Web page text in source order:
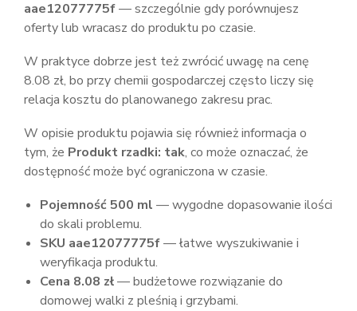
aae12077775f— szczególnie gdy porównujesz
oferty lub wracasz do produktu po czasie.
W praktyce dobrze jest też zwrócić uwagę na cenę
8.08 zł, bo przy chemii gospodarczej często liczy się
relacja kosztu do planowanego zakresu prac.
W opisie produktu pojawia się również informacja o
tym, że Produkt rzadki: tak, co może oznaczać, że
dostępność może być ograniczona w czasie.
Pojemność 500 ml — wygodne dopasowanie ilości
do skali problemu.
SKU aae12077775f— łatwe wyszukiwanie i
weryfikacja produktu.
Cena 8.08 zł— budżetowe rozwiązanie do
domowej walki z pleśnią i grzybami.